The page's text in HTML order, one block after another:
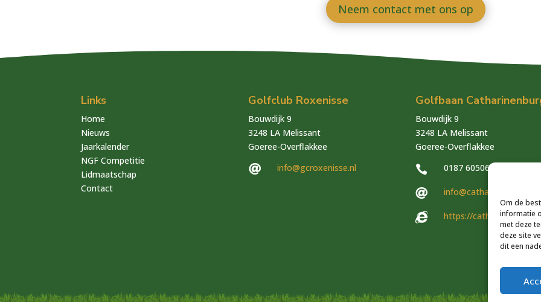
Om de
informatie
met deze
deze site
dit een
Neem contact met ons op
Links
Home
Nieuws
Jaarkalender
NGF Competitie
Lidmaatschap
Contact
Golfclub Roxenisse
Bouwdijk 9
3248 LA Melissant
Goeree-Overflakkee
 info@gcroxenisse.nl
Golfbaan
Bouwdijk 9
3248 LA Melissant
Goeree-Overflakkee
 0187 605060
 info@catharinenburg.nl
 https://catharinenburg.nl